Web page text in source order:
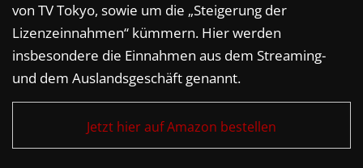
von TV Tokyo, sowie um die „Steigerung der
Lizenzeinnahmen“ kümmern. Hier werden
insbesondere die Einnahmen aus dem Streaming-
und dem Auslandsgeschäft genannt.
Jetzt hier auf Amazon bestellen